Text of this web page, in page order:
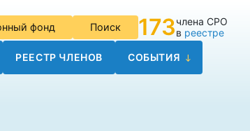
фонд Поиск 173члена СРО
в реестре
РЕЕСТР ЧЛЕНОВ СОБЫТИЯ